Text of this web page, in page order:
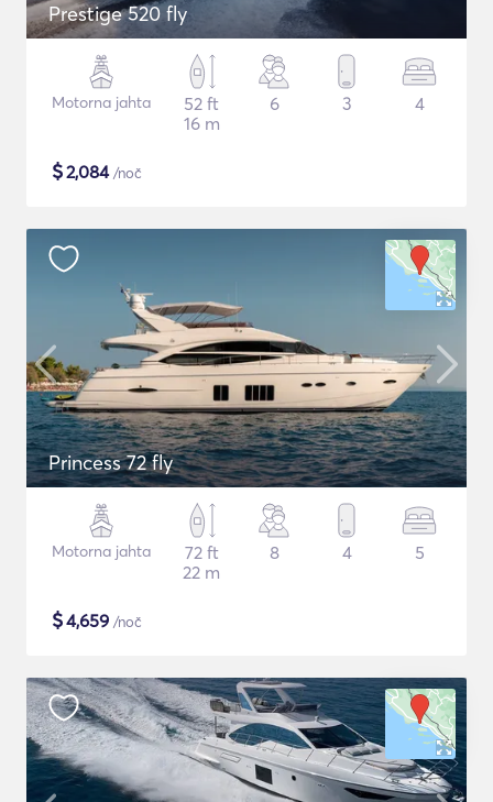
Prestige 520 fly
Motorna jahta
52 ft
16 m
6 3 4
$2,084/noč
Princess 72 fly
Motorna jahta
72 ft
22 m
8 4 5
$4,659 /noč